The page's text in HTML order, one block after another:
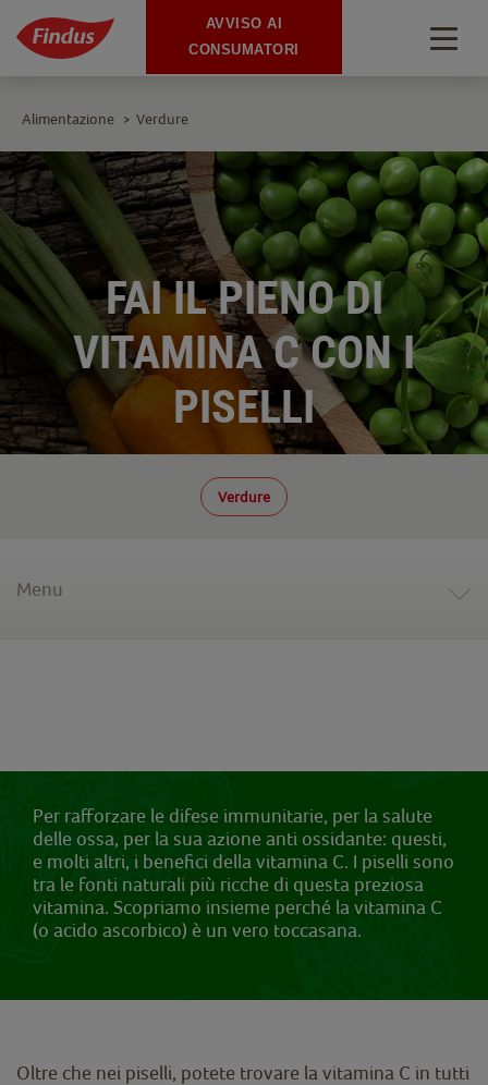
FAI IL PIENO DI
VITAMINA C CON I
PISELLI
Verdure
Alimentazione > Verdure
Menu
Per rafforzare le difese immunitarie, per la salute
delle ossa, per la sua azione anti ossidante: questi,
e molti altri, i benefici della vitamina C. I piselli sono
tra le fonti naturali più ricche di questa preziosa
vitamina. Scopriamo insieme perché la vitamina C
(o acido ascorbico) è un vero toccasana.
Oltre che nei piselli, potete trovare la vitamina C in tutti
AVVISO AI
CONSUMATORI